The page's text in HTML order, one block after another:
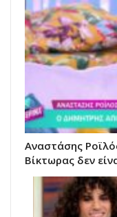
Αναστάσης
Βίκτωρας δεν